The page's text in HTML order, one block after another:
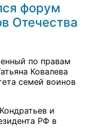
форум
Отечества
по правам
Ковалева
семей воинов
и
РФ в